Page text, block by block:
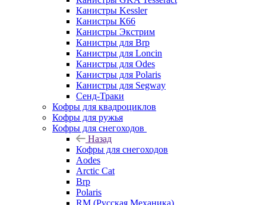
Канистры Kessler
Канистры К66
Канистры Экстрим
Канистры для Brp
Канистры для Loncin
Канистры для Odes
Канистры для Polaris
Канистры для Segway
Сенд-Траки
Кофры для квадроциклов
Кофры для ружья
Кофры для снегоходов
Назад
Кофры для снегоходов
Aodes
Arctic Cat
Brp
Polaris
RM (Русская Механика)